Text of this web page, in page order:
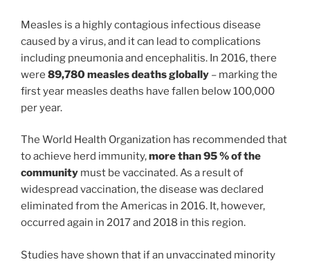
Measles is a highly contagious infectious disease
caused by a virus, and it can lead to complications
including pneumonia and encephalitis. In 2016, there
were 89,780 measles deaths globally – marking the
first year measles deaths have fallen below 100,000
per year.
The World Health Organization has recommended that
to achieve herd immunity,more than 95 % of the
community must be vaccinated. As a result of
widespread vaccination, the disease was declared
eliminated from the Americas in 2016. It, however,
occurred again in 2017 and 2018 in this region.
Studies have shown that if an unvaccinated minority